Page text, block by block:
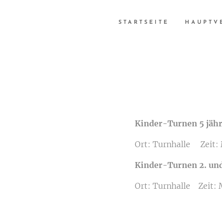
STARTSEITE
Kinder-Turnen 5
Ort: Turnhalle Zeit:
Kinder-Turnen 2.
Ort: Turnhalle Zeit: